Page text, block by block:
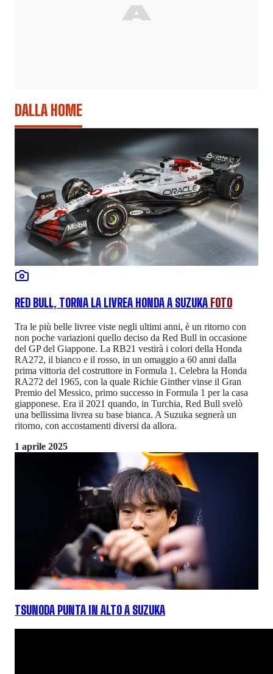
DALLA HOME
RED BULL, TORNA LA LIVREA HONDA A SUZUKA FOTO
Tra le più belle livree viste negli ultimi anni, è un ritorno con
non poche variazioni quello deciso da Red Bull in occasione
del GP del Giappone. La RB21 vestirà i colori della Honda
RA272, il bianco e il rosso, in un omaggio a 60 anni dalla
prima vittoria del costruttore in Formula 1. Celebra la Honda
RA272 del 1965, con la quale Richie Ginther vinse il Gran
Premio del Messico, primo successo in Formula 1 per la casa
giapponese. Era il 2021 quando, in Turchia, Red Bull svelò
una bellissima livrea su base bianca. A Suzuka segnerà un
ritorno, con accostamenti diversi da allora.
1 aprile 2025
TSUNODA PUNTA IN ALTO A SUZUKA